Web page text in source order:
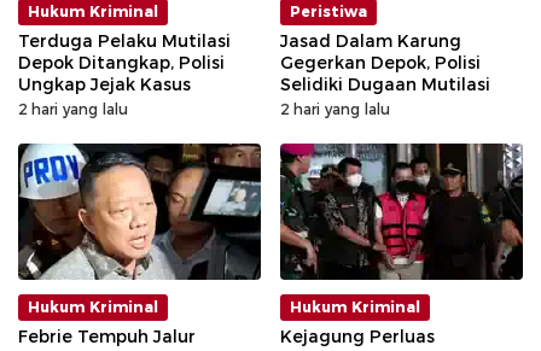
Hukum Kriminal
Terduga Pelaku Mutilasi
Depok Ditangkap, Polisi
Ungkap Jejak Kasus
2 hari yang lalu
Peristiwa
Jasad Dalam Karung
Gegerkan Depok, Polisi
Selidiki Dugaan Mutilasi
2 hari yang lalu
Hukum Kriminal
Febrie Tempuh Jalur
Hukum Kriminal
Kejagung Perluas